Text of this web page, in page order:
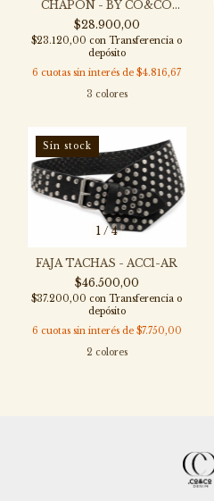
CHAPON - BY CO&CO
DENIM
$28.900,00
$23.120,00 con Transferencia o
depósito
6 cuotas sin interés de $4.816,67
3 colores
1 /4
Sin stock
FAJA TACHAS - ACC1-AR
$46.500,00
$37.200,00 con Transferencia o
depósito
6 cuotas sin interés de $7.750,00
2 colores